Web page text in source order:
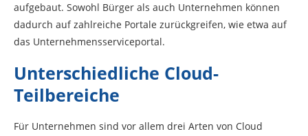
aufgebaut. Sowohl Bürger als auch Unternehmen können
dadurch auf zahlreiche Portale zurückgreifen, wie etwa auf
das Unternehmensserviceportal.
Unterschiedliche Cloud-
Teilbereiche
Für Unternehmen sind vor allem drei Arten von Cloud